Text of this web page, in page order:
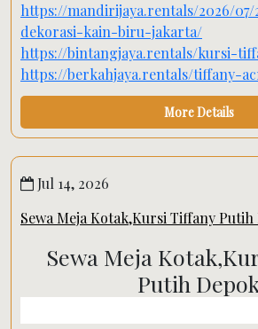
https://mandirijaya.rentals/2026/
dekorasi-kain-biru-jakarta/
https://bintangjaya.rentals/kursi-
https://berkahjaya.rentals/tiffany-
More Details
Jul 14, 2026
Sewa Meja Kotak,Kursi Tiffany Putih
Sewa Meja
Putih Depok